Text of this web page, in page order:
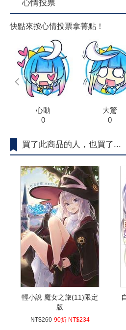
心情投票
快點來按心情投票拿菁點！
心動
0
大驚
0
prev
買了此商品的人，也買了...
輕小說 魔女之旅(11)限定
版
NT$260 90折 NT$234